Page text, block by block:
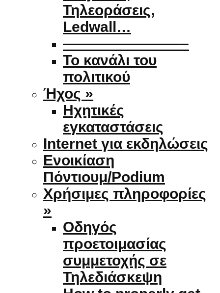
Τηλεοράσεις,
Ledwall…
————————–
Το κανάλι του
πολιτικού
Ήχος »
Ηχητικές
εγκαταστάσεις
Internet για εκδηλώσεις
Ενοικίαση
Πόντιουμ/Podium
Χρήσιμες πληροφορίες
»
Οδηγός
προετοιμασίας
συμμετοχής σε
Τηλεδιάσκεψη